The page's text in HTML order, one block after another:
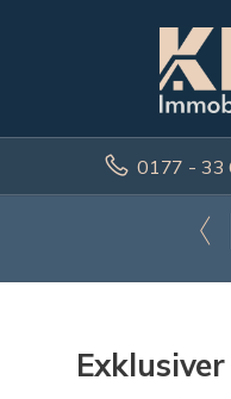
0177 - 33